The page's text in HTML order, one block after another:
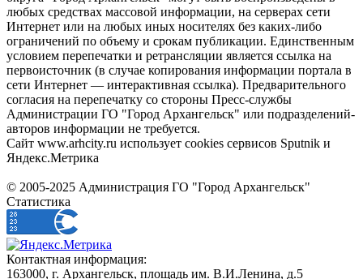
любых средствах массовой информации, на серверах сети
Интернет или на любых иных носителях без каких-либо
ограничений по объему и срокам публикации. Единственным
условием перепечатки и ретрансляции является ссылка на
первоисточник (в случае копирования информации портала в
сети Интернет — интерактивная ссылка). Предварительного
согласия на перепечатку со стороны Пресс-службы
Администрации ГО "Город Архангельск" или подразделений-
авторов информации не требуется.
Сайт www.arhcity.ru использует cookies сервисов Sputnik и
Яндекс.Метрика
© 2005-2025 Администрация ГО "Город Архангельск"
Статистика
Контактная информация:
163000, г. Архангельск, площадь им. В.И.Ленина, д.5